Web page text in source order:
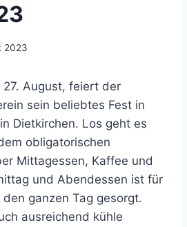
2023
August, feiert der
sein beliebtes Fest in
Dietkirchen. Los geht es
obligatorischen
Mittagessen, Kaffee und
und Abendessen ist für
ganzen Tag gesorgt.
ausreichend kühle